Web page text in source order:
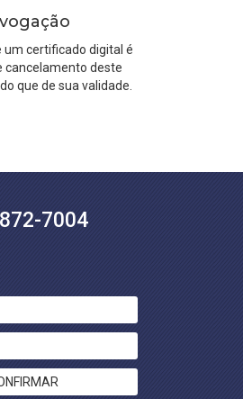
um certificado digital é
cancelamento deste
que de sua validade.
7004